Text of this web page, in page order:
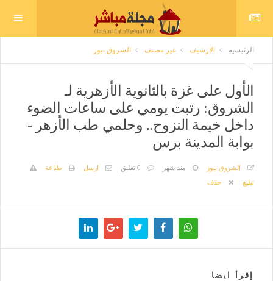
الرئيسية الارشيف غير مصنف الشروق نيوز
الأول على غزة بالثانوية الأزهرية لـ
الشروق: رتبت يومي على ساعات الضوء
داخل خيمة النزوح.. وحلمي طب الأزهر -
بوابة المدينة برس
الشروق نيوز منذ شهر 0 تعليق ارسل
طباعة
تبليغ
حذف
إقرأ ايضا